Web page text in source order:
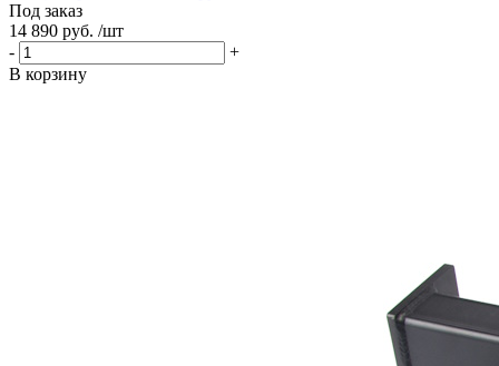
Под заказ
14 890 руб. /шт
-
+
В корзину